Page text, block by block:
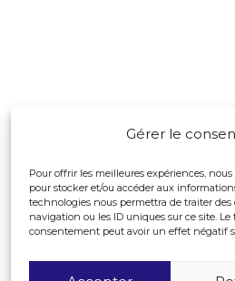
Gérer le
Pour offrir les meilleures expériences,
pour stocker et/ou accéder aux
technologies nous permettra de traiter
navigation ou les ID uniques sur ce site.
consentement peut avoir un effet négatif